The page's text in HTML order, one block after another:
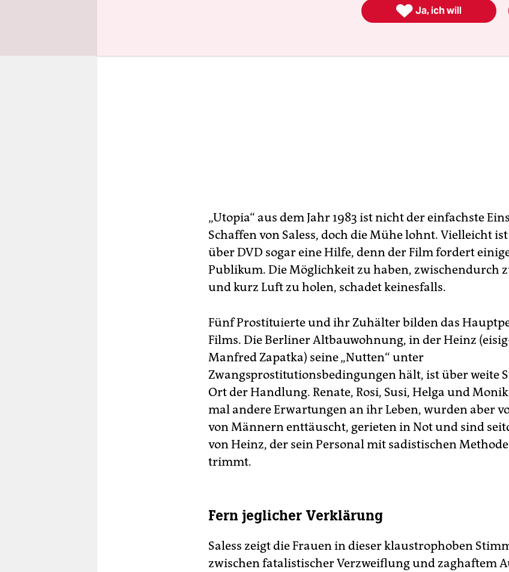
„Utopia“ aus dem Jahr 1983 ist nicht der einfachste
Schaffen von Saless, doch die Mühe lohnt. Vielleicht
über DVD sogar eine Hilfe, denn der Film fordert
Publikum. Die Möglichkeit zu haben, zwischendurch
und kurz Luft zu holen, schadet keinesfalls.
Fünf Prostituierte und ihr Zuhälter bilden das
Films. Die Berliner Altbauwohnung, in der Heinz
Manfred Zapatka) seine „Nutten“ unter
Zwangsprostitutionsbedingungen hält, ist über weite
Ort der Handlung. Renate, Rosi, Susi, Helga und
mal andere Erwartungen an ihr Leben, wurden aber
von Männern enttäuscht, gerieten in Not und sind
von Heinz, der sein Personal mit sadistischen
trimmt.
Fern jeglicher Verklärung
Saless zeigt die Frauen in dieser klaustrophoben
zwischen fatalistischer Verzweiflung und zaghaftem
 Ja, ich will